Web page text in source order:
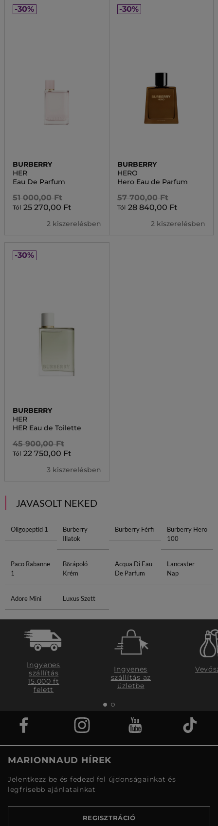
-30%
BURBERRY
HER
Eau De Parfum
51 000,00 Ft
Tól 25 270,00 Ft
2 kiszerelésben
-30%
BURBERRY
HERO
Hero Eau de Parfum
57 700,00 Ft
Tól 28 840,00 Ft
2 kiszerelésben
-30%
BURBERRY
HER
HER Eau de Toilette
45 900,00 Ft
Tól 22 750,00 Ft
3 kiszerelésben
JAVASOLT NEKED
Oligopeptid 1
Burberry
Illatok
Burberry Férfi
Burberry Hero
100
Paco Rabanne
1
Bőrápoló
Krém
Acqua Di Eau
De Parfum
Lancaster
Nap
Adore Mini Luxus Szett
Ingyenes
szállítás
15.000 ft
felett
Ingyenes
szállítás az
üzletbe
MARIONNAUD HÍREK
Jelentkezz be és fedezd fel újdonságainkat és
legfrisebb ajánlatainkat
REGISZTRÁCIÓ